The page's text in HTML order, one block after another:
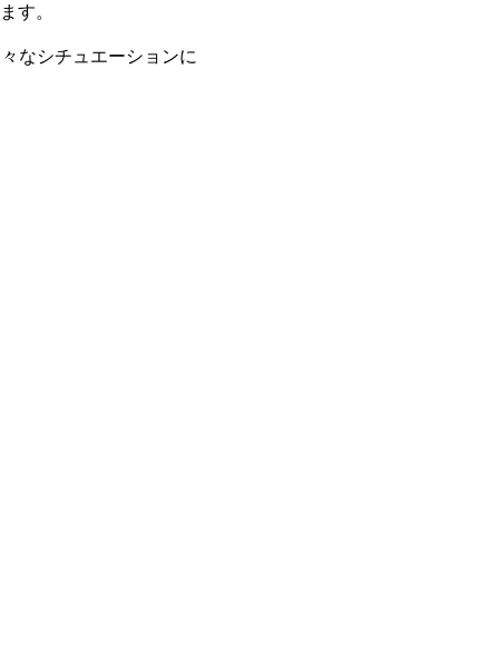
す。
なシチュエーションに